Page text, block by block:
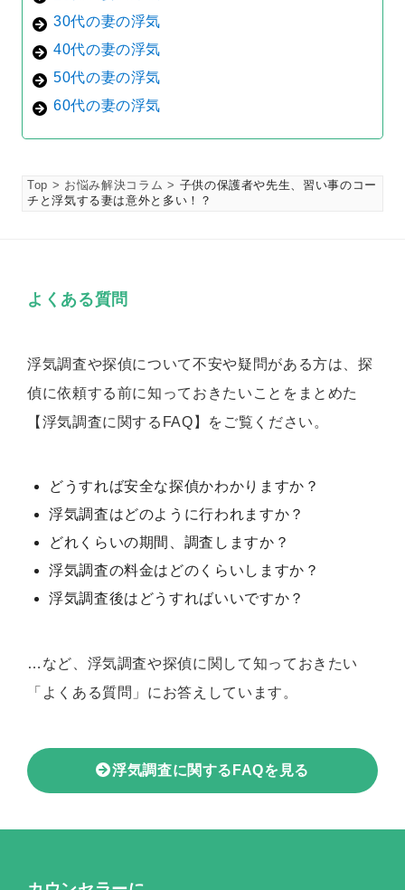
30代の妻の浮気
40代の妻の浮気
50代の妻の浮気
60代の妻の浮気
Top お悩み解決コラム
子供の保護者や先生、習い事のコー
チと浮気する妻は意外と多い！？
よくある質問
浮気調査や探偵について不安や疑問がある方は、探
偵に依頼する前に知っておきたいことをまとめた
【浮気調査に関するFAQ】をご覧ください。
どうすれば安全な探偵かわかりますか？
浮気調査はどのように行われますか？
どれくらいの期間、調査しますか？
浮気調査の料金はどのくらいしますか？
浮気調査後はどうすればいいですか？
…など、浮気調査や探偵に関して知っておきたい
「よくある質問」にお答えしています。
浮気調査に関するFAQを見る